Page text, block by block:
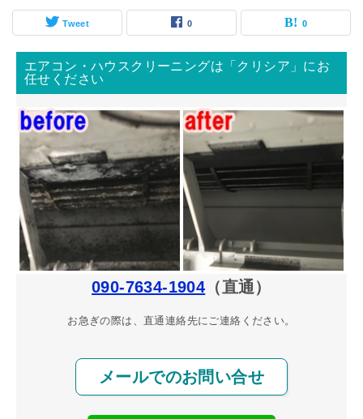
Tweet 0 0
エアコン・ハウスクリーニングは「クリシア」にお
任せください
090-7634-1904 （直通）
お急ぎの際は、直通連絡先にご連絡ください。
メールでのお問い合せ